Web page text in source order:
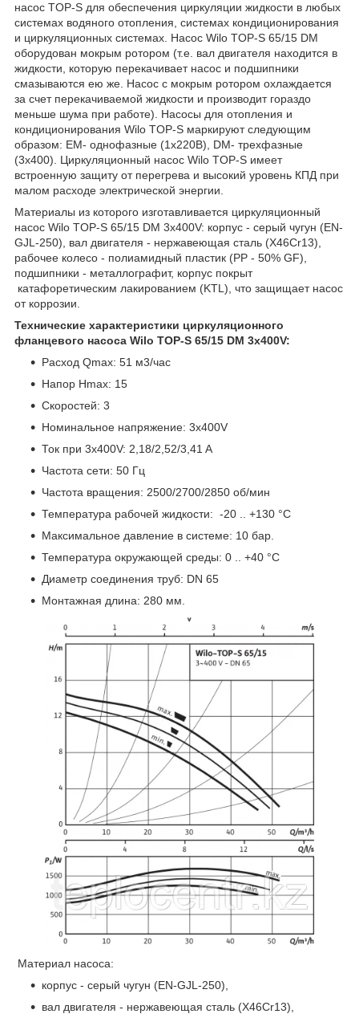
насос TOP-S для обеспечения циркуляции жидкости в любых
системах водяного отопления, системах кондиционирования
и циркуляционных системах. Насос Wilo TOP-S 65/15 DM
оборудован мокрым ротором (т.е. вал двигателя находится в
жидкости, которую перекачивает насос и подшипники
смазываются ею же. Насос с мокрым ротором охлаждается
за счет перекачиваемой жидкости и производит гораздо
меньше шума при работе). Насосы для отопления и
кондиционирования Wilo TOP-S маркируют следующим
образом: EM- однофазные (1x220В), DM- трехфазные
(3х400). Циркуляционный насос Wilo TOP-S имеет
встроенную защиту от перегрева и высокий уровень КПД при
малом расходе электрической энергии.
Материалы из которого изготавливается циркуляционный
насос Wilo TOP-S 65/15 DM 3х400V: корпус - серый чугун (EN-
GJL-250), вал двигателя - нержавеющая сталь (X46Cr13),
рабочее колесо - полиамидный пластик (PP - 50% GF),
подшипники - металлографит, корпус покрыт
катафоретическим лакированием (KTL), что защищает насос
от коррозии.
Технические характеристики циркуляционного
фланцевого насоса Wilo TOP-S 65/15 DM 3х400V:
Расход Qmax: 51 м3/час
Напор Нmax: 15
Скоростей: 3
Номинальное напряжение: 3х400V
Ток при 3х400V: 2,18/2,52/3,41 A
Частота сети: 50 Гц
Частота вращения: 2500/2700/2850 об/мин
Температура рабочей жидкости: -20 .. +130 °C
Максимальное давление в системе: 10 бар.
Температура окружающей среды: 0 .. +40 °C
Диаметр соединения труб: DN 65
Монтажная длина: 280 мм.
Материал насоса:
корпус - серый чугун (EN-GJL-250),
вал двигателя - нержавеющая сталь (X46Cr13),